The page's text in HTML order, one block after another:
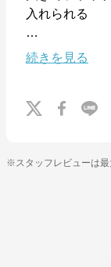
…
続きを見る
※スタッフレビューは最